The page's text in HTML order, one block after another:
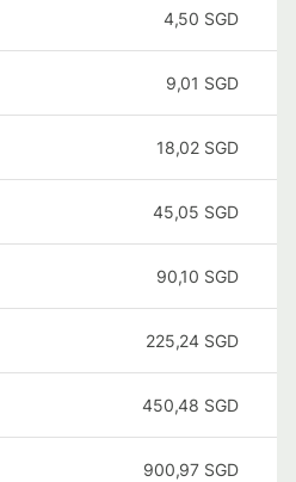
4,50 SGD
9,01 SGD
18,02 SGD
45,05 SGD
90,10 SGD
225,24 SGD
450,48 SGD
900,97 SGD